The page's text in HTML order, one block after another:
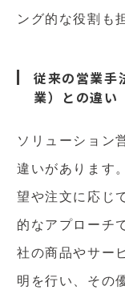
ング的な役割も
従来の営業手
業）との違い
ソリューション
違いがあります
望や注文に応じ
的なアプローチ
社の商品やサー
明を行い、その